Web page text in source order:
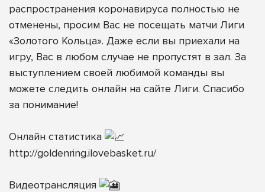
распространения коронавируса полностью не
отменены, просим Вас не посещать матчи Лиги
«Золотого Кольца». Даже если вы приехали на
игру, Вас в любом случае не пропустят в зал. За
выступлением своей любимой команды вы
можете следить онлайн на сайте Лиги. Спасибо
за понимание!
Онлайн статистика
http://goldenring.ilovebasket.ru/
Видеотрансляция